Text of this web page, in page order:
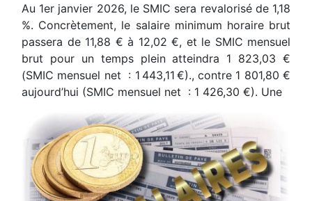
Au 1er janvier 2026, le SMIC sera revalorisé de 1,18
%. Concrètement, le salaire minimum horaire brut
passera de 11,88 € à 12,02 €, et le SMIC mensuel
brut pour un temps plein atteindra 1 823,03 €
(SMIC mensuel net : 1 443,11 €)., contre 1 801,80 €
aujourd’hui (SMIC mensuel net : 1 426,30 €). Une